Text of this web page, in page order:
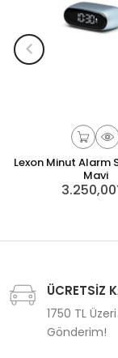
Lexon Minut Alarm
Mavi
ÜCRETSİZ
1750 TL
Gönderim!